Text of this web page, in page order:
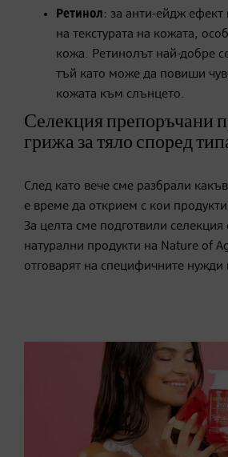
Ретинол: за анти-ейдж
на текстурата на кожата,
кожа. Ретинолът най-добре
тъй като може да повиши
кожата към слънцето.
Селекция препоръчани
грижа за тяло според
След като вече сме разбрали
е време да открием с кои
За целта сме подготвили
натурални продукти на Nature of
отговарят на специфичните нужди